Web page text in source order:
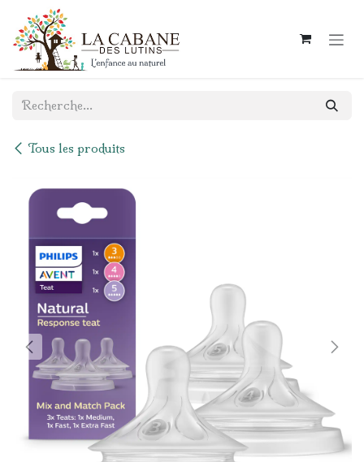
Se rendre au contenu
Tous les produits